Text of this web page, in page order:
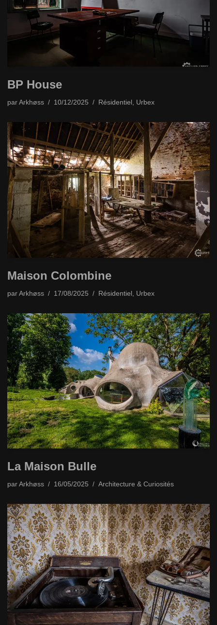
BP House
par Arkhøss 10/12/2025 Résidentiel , Urbex
Maison Colombine
par Arkhøss 17/08/2025 Résidentiel Urbex
La Maison Bulle
par Arkhøss 16/05/2025 Architecture & Curiosités